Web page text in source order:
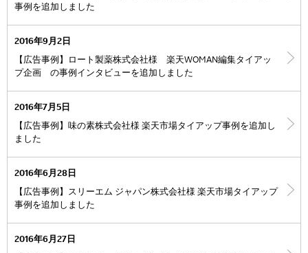
事例を追加しました
2016年9月2日
【広告事例】ロート製薬株式会社様 楽天WOMAN編集タイアッ
プ企画 の事例インタビューを追加しました
2016年7月5日
【広告事例】味の素株式会社様 楽天市場タイアップ事例を追加し
ました
2016年6月28日
【広告事例】スリーエム ジャパン株式会社様 楽天市場タイアップ
事例を追加しました
2016年6月27日